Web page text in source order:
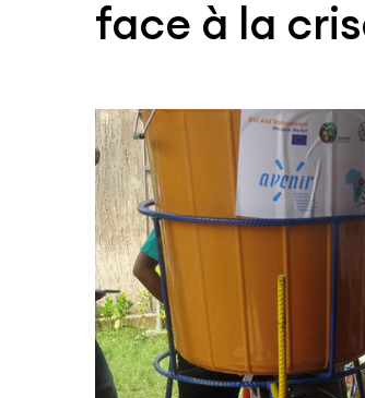
face à la